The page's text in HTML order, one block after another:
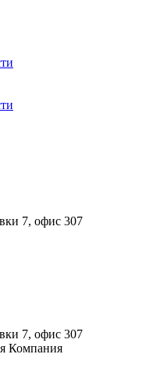
7, офис 307
7, офис 307
Компания